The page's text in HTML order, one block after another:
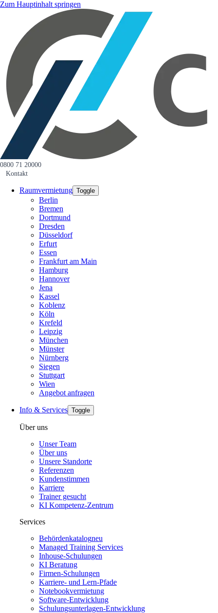
Zum Hauptinhalt springen
0800 71 20000
Kontakt
Raumvermietung Toggle
Berlin
Bremen
Dortmund
Dresden
Düsseldorf
Erfurt
Essen
Frankfurt am Main
Hamburg
Hannover
Jena
Kassel
Koblenz
Köln
Krefeld
Leipzig
München
Münster
Nürnberg
Siegen
Stuttgart
Wien
Angebot anfragen
Info & Services Toggle
Über uns
Unser Team
Über uns
Unsere Standorte
Referenzen
Kundenstimmen
Karriere
Trainer gesucht
KI Kompetenz-Zentrum
Services
Behördenkatalogneu
Managed Training Services
Inhouse-Schulungen
KI Beratung
Firmen-Schulungen
Karriere- und Lern-Pfade
Notebookvermietung
Software-Entwicklung
Schulungsunterlagen-Entwicklung